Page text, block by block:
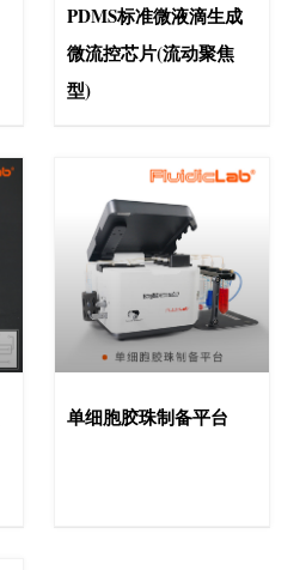
PDMS标准微液滴生成
微流控芯片(流动聚焦
型)
单细胞胶珠制备平台